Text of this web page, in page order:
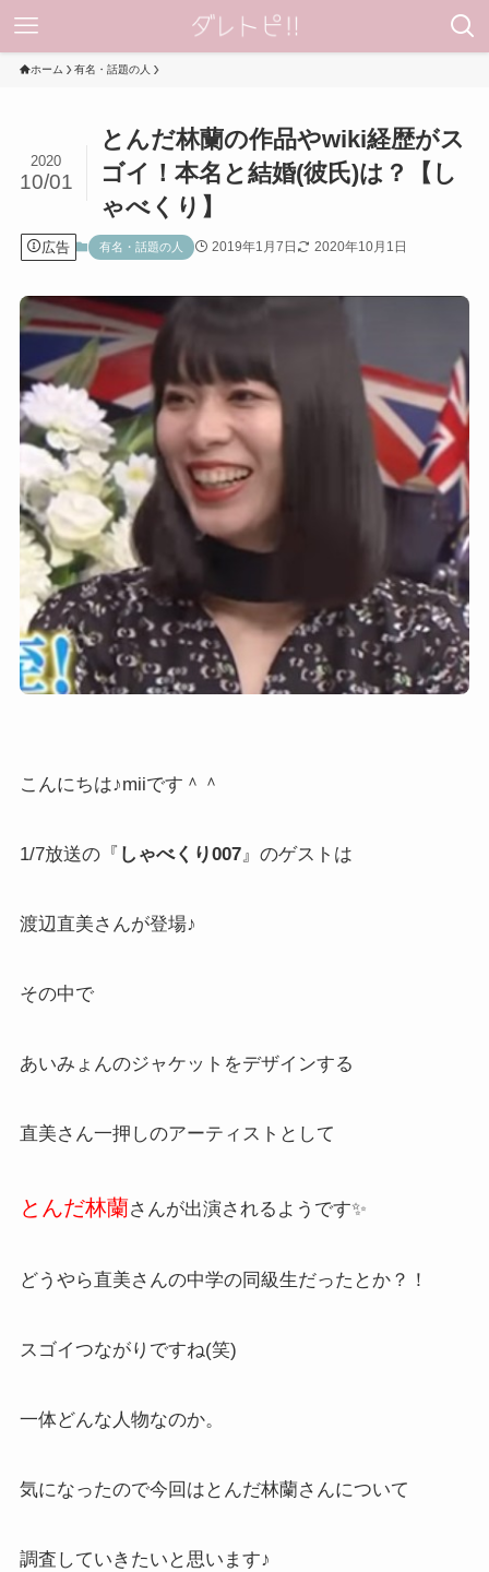
ホーム 有名・話題の人
とんだ林蘭の作品やwiki経歴がス
ゴイ！本名と結婚(彼氏)は？【し
ゃべくり】
2020
10/01
広告 有名・話題の人 2019年1月7日 2020年10月1日
こんにちは♪miiです＾＾
1/7放送の『 しゃべくり007』のゲストは
渡辺直美さんが登場♪
その中で
あいみょんのジャケットをデザインする
直美さん一押しのアーティストとして
とんだ林蘭さんが出演されるようです✨
どうやら直美さんの中学の同級生だったとか？！
スゴイつながりですね(笑)
一体どんな人物なのか。
気になったので今回はとんだ林蘭さんについて
調査していきたいと思います♪